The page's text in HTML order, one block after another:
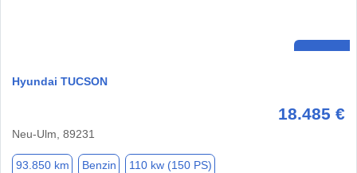
Hyundai TUCSON
18.485 €
Neu-Ulm, 89231
93.850 km Benzin 110 kw (150 PS)